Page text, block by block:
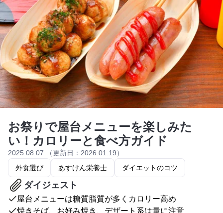
お祭りで屋台メニューを楽しみた
い！カロリーと食べ方ガイド
2025.08.07 （更新日：2026.01.19）
外食選び
あすけん栄養士 ダイエットのコツ
ダイジェスト
屋台メニューは糖質脂質が多くカロリー高め
焼きそば、お好み焼き、デザート系は量に注意